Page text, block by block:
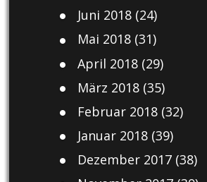
Juni 2018(24)
Mai 2018(31)
April 2018(29)
März 2018(35)
Februar 2018(32)
Januar 2018(39)
Dezember 2017(38)